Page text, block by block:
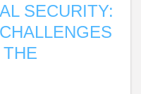
SECURITY: